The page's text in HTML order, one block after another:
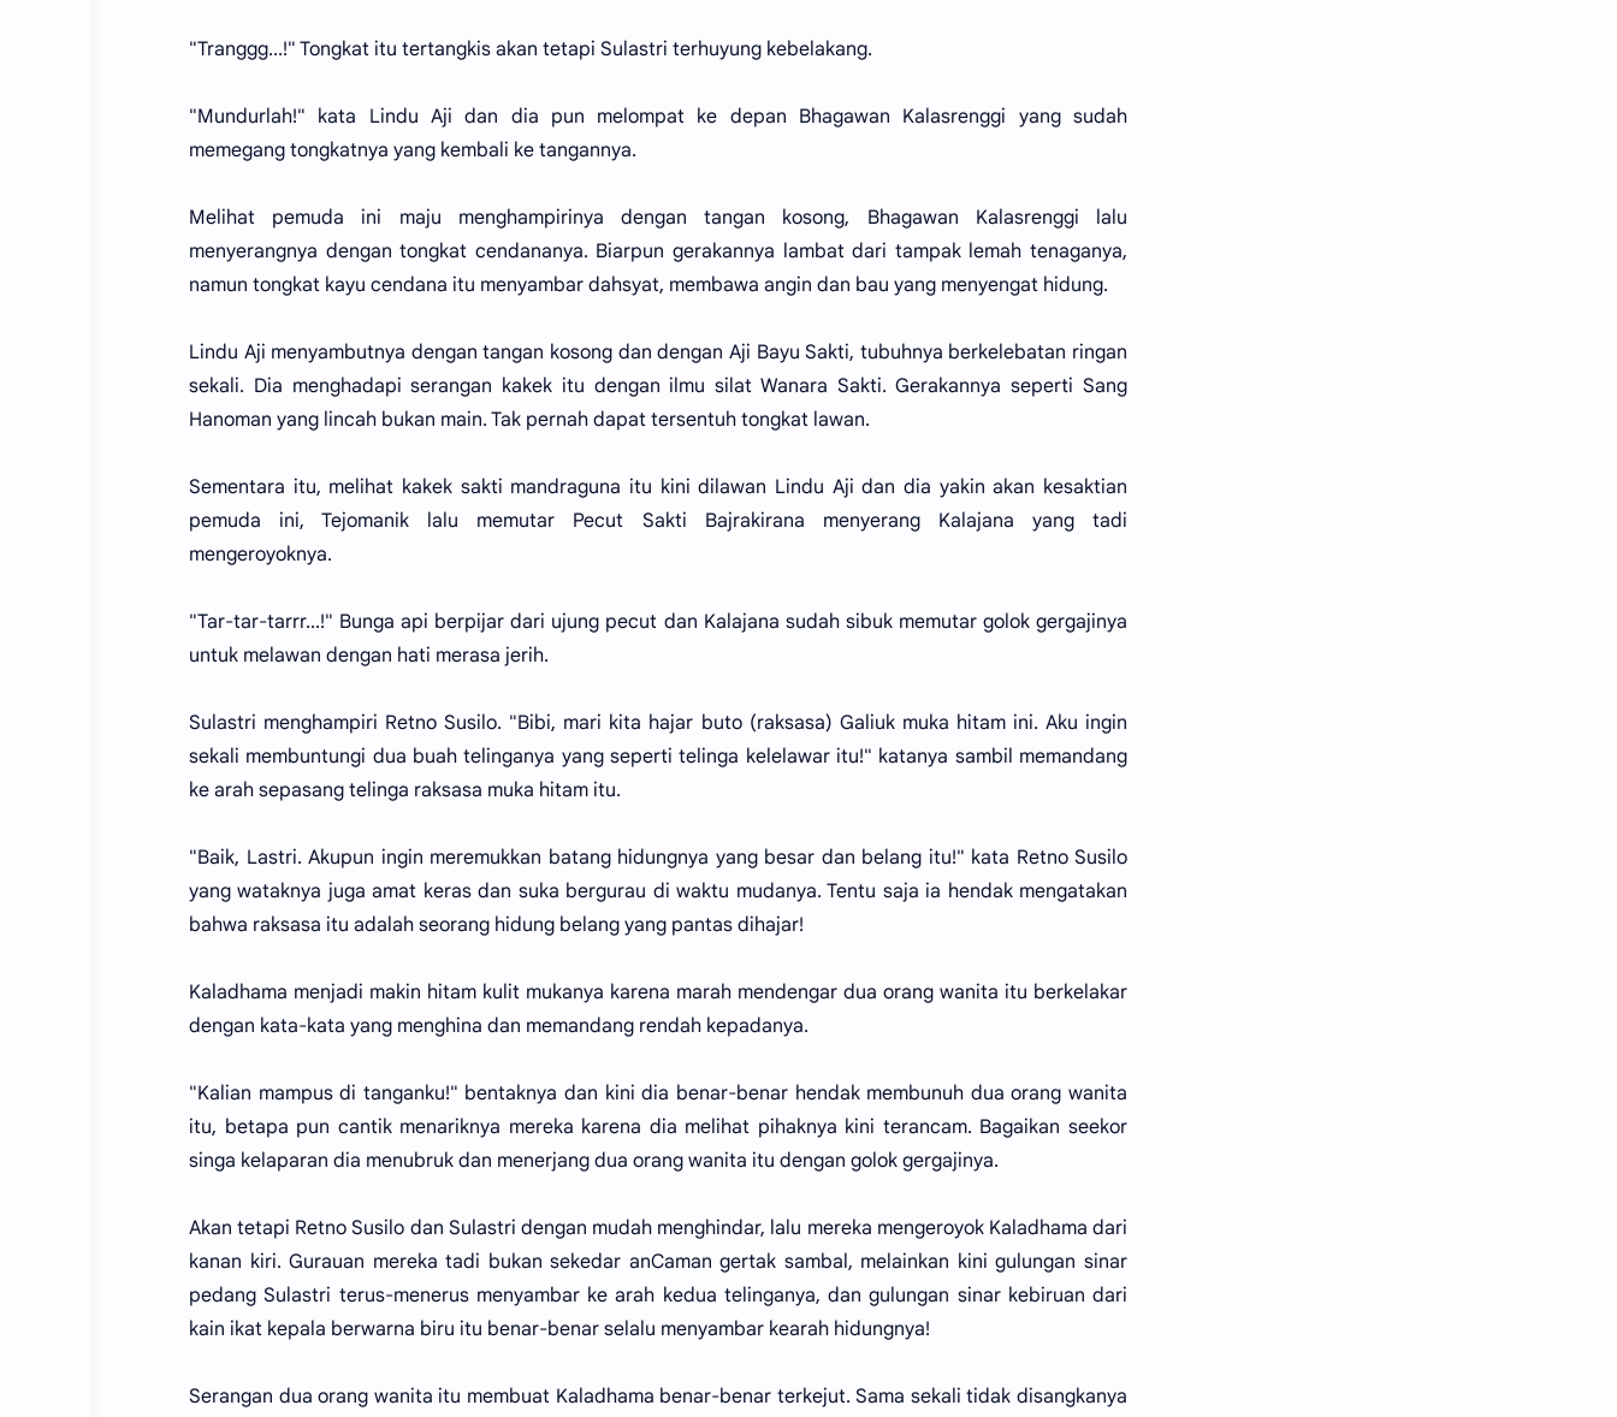
"Tranggg...!" Tongkat itu tertangkis akan tetapi Sulastri terhuyung kebelakang.
"Mundurlah!" kata Lindu Aji dan dia pun melompat ke depan Bhagawan Kalasrenggi yang sudah
memegang tongkatnya yang kembali ke tangannya.
Melihat pemuda ini maju menghampirinya dengan tangan kosong, Bhagawan Kalasrenggi lalu
menyerangnya dengan tongkat cendananya. Biarpun gerakannya lambat dari tampak lemah tenaganya,
namun tongkat kayu cendana itu menyambar dahsyat, membawa angin dan bau yang menyengat hidung.
Lindu Aji menyambutnya dengan tangan kosong dan dengan Aji Bayu Sakti, tubuhnya berkelebatan ringan
sekali. Dia menghadapi serangan kakek itu dengan ilmu silat Wanara Sakti. Gerakannya seperti Sang
Hanoman yang lincah bukan main. Tak pernah dapat tersentuh tongkat lawan.
Sementara itu, melihat kakek sakti mandraguna itu kini dilawan Lindu Aji dan dia yakin akan kesaktian
pemuda ini, Tejomanik lalu memutar Pecut Sakti Bajrakirana menyerang Kalajana yang tadi
mengeroyoknya.
"Tar-tar-tarrr...!" Bunga api berpijar dari ujung pecut dan Kalajana sudah sibuk memutar golok gergajinya
untuk melawan dengan hati merasa jerih.
Sulastri menghampiri Retno Susilo. "Bibi, mari kita hajar buto (raksasa) Galiuk muka hitam ini. Aku ingin
sekali membuntungi dua buah telinganya yang seperti telinga kelelawar itu!" katanya sambil memandang
ke arah sepasang telinga raksasa muka hitam itu.
"Baik, Lastri. Akupun ingin meremukkan batang hidungnya yang besar dan belang itu!" kata Retno Susilo
yang wataknya juga amat keras dan suka bergurau di waktu mudanya. Tentu saja ia hendak mengatakan
bahwa raksasa itu adalah seorang hidung belang yang pantas dihajar!
Kaladhama menjadi makin hitam kulit mukanya karena marah mendengar dua orang wanita itu berkelakar
dengan kata-kata yang menghina dan memandang rendah kepadanya.
"Kalian mampus di tanganku!" bentaknya dan kini dia benar-benar hendak membunuh dua orang wanita
itu, betapa pun cantik menariknya mereka karena dia melihat pihaknya kini terancam. Bagaikan seekor
singa kelaparan dia menubruk dan menerjang dua orang wanita itu dengan golok gergajinya.
Akan tetapi Retno Susilo dan Sulastri dengan mudah menghindar, lalu mereka mengeroyok Kaladhama dari
kanan kiri. Gurauan mereka tadi bukan sekedar anCaman gertak sambal, melainkan kini gulungan sinar
pedang Sulastri terus-menerus menyambar ke arah kedua telinganya, dan gulungan sinar kebiruan dari
kain ikat kepala berwarna biru itu benar-benar selalu menyambar kearah hidungnya!
Serangan dua orang wanita itu membuat Kaladhama benar-benar terkejut. Sama sekali tidak disangkanya